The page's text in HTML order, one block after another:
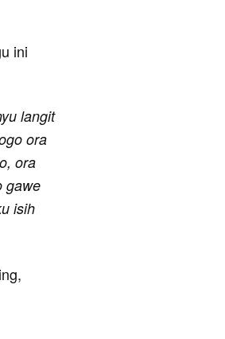
ini
langit
ora
ora
gawe
isih